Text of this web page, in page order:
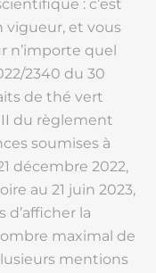
: c’est
vigueur, et vous
n’importe quel
2340 du 30
de thé vert
III du règlement
soumises à
décembre 2022,
au 21 juin 2023,
la
maximal de
mentions